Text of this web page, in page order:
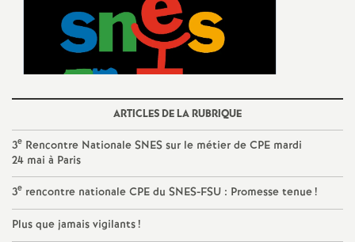
n
e
m
e
ARTICLES DE LA RUBRIQUE
3e Rencontre Nationale SNES sur le métier de CPE mardi
24 mai à Paris
3e rencontre nationale CPE du SNES-FSU : Promesse tenue!
Plus que jamais vigilants!